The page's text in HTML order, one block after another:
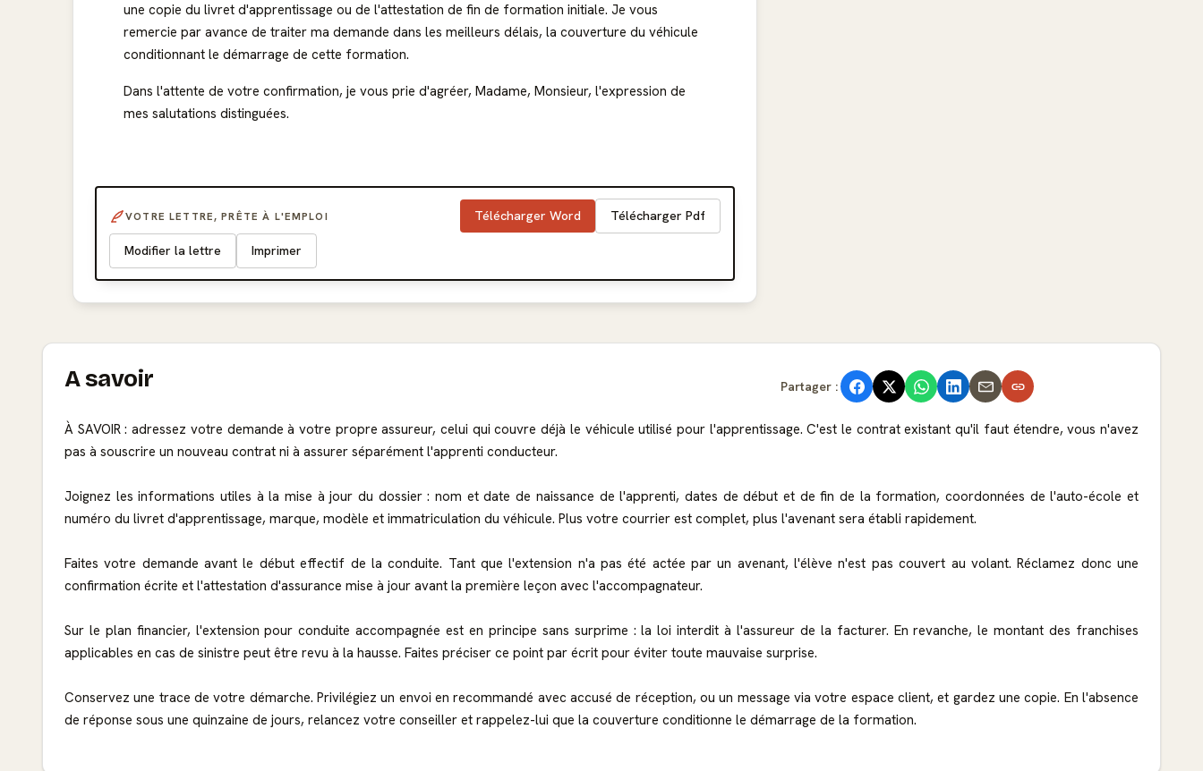
une copie du livret d'apprentissage ou de l'attestation de fin de formation initiale. Je vous
remercie par avance de traiter ma demande dans les meilleurs délais, la couverture du véhicule
conditionnant le démarrage de cette formation.
Dans l'attente de votre confirmation, je vous prie d'agréer, Madame, Monsieur, l'expression de
mes salutations distinguées.
VOTRE LETTRE, PRÊTE À L'EMPLOI Télécharger Word Télécharger Pdf
Modifier la lettre Imprimer
A savoir Partager :
À SAVOIR : adressez votre demande à votre propre assureur, celui qui couvre déjà le véhicule utilisé pour l'apprentissage. C'est le contrat existant qu'il faut étendre, vous n'avez
pas à souscrire un nouveau contrat ni à assurer séparément l'apprenti conducteur.
Joignez les informations utiles à la mise à jour du dossier : nom et date de naissance de l'apprenti, dates de début et de fin de la formation, coordonnées de l'auto-école et
numéro du livret d'apprentissage, marque, modèle et immatriculation du véhicule. Plus votre courrier est complet, plus l'avenant sera établi rapidement.
Faites votre demande avant le début effectif de la conduite. Tant que l'extension n'a pas été actée par un avenant, l'élève n'est pas couvert au volant. Réclamez donc une
confirmation écrite et l'attestation d'assurance mise à jour avant la première leçon avec l'accompagnateur.
Sur le plan financier, l'extension pour conduite accompagnée est en principe sans surprime : la loi interdit à l'assureur de la facturer. En revanche, le montant des franchises
applicables en cas de sinistre peut être revu à la hausse. Faites préciser ce point par écrit pour éviter toute mauvaise surprise.
Conservez une trace de votre démarche. Privilégiez un envoi en recommandé avec accusé de réception, ou un message via votre espace client, et gardez une copie. En l'absence
de réponse sous une quinzaine de jours, relancez votre conseiller et rappelez-lui que la couverture conditionne le démarrage de la formation.